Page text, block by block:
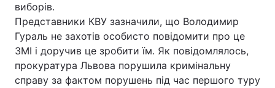
виборів.
Представники КВУ зазначили, що Володимир
Гураль не захотів особисто повідомити про це
ЗМІ і доручив це зробити їм. Як повідомлялось,
прокуратура Львова порушила кримінальну
справу за фактом порушень під час першого туру